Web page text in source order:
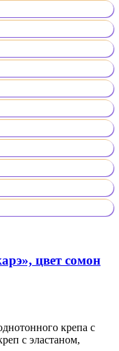
цвет сомон
крепа с
с эластаном,